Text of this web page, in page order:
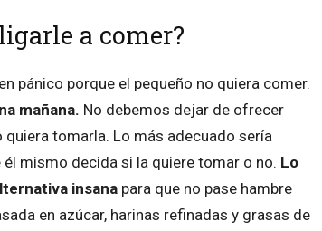
a comer?
pánico porque el pequeño no quiera comer.
mañana. No debemos dejar de ofrecer
tomarla. Lo más adecuado sería
mismo decida si la quiere tomar o no. Lo
insana para que no pase hambre
en azúcar, harinas refinadas y grasas de